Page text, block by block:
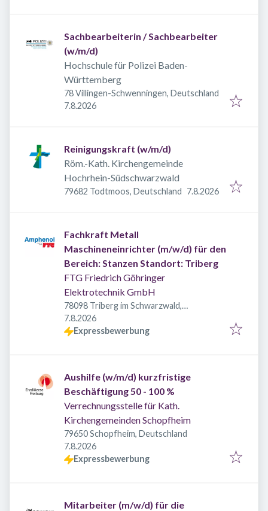
Sachbearbeiterin / Sachbearbeiter
(w/m/d)
Hochschule für Polizei Baden-
Württemberg
78 Villingen-Schwenningen, Deutschland
Veröffentlicht
7.8.2026
Reinigungskraft (w/m/d)
Röm.-Kath. Kirchengemeinde
Hochrhein-Südschwarzwald
79682 Todtmoos, Deutschland Veröffentlicht
7.8.2026
Fachkraft Metall
Maschineneinrichter (m/w/d) für den
Bereich: Stanzen Standort: Triberg
FTG Friedrich Göhringer
Elektrotechnik GmbH
78098 Triberg im Schwarzwald,
Deutschland
Veröffentlicht
7.8.2026
Expressbewerbung
Aushilfe (w/m/d) kurzfristige
Beschäftigung 50 - 100 %
Verrechnungsstelle für Kath.
Kirchengemeinden Schopfheim
79650 Schopfheim, Deutschland
Veröffentlicht
7.8.2026
Expressbewerbung
Mitarbeiter (m/w/d) für die